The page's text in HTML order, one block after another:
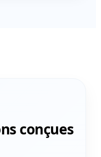
conçues